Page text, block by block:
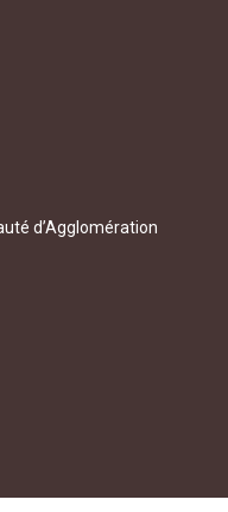
d’Agglomération